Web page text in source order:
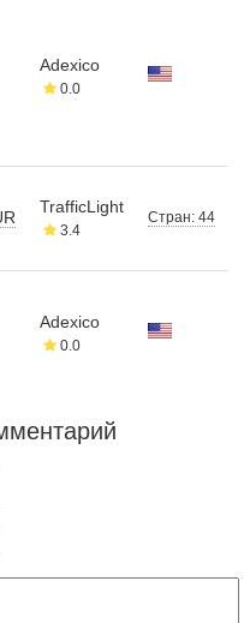
Adexico
0.0
TrafficLight
3.4
Стран: 44
Adexico
0.0